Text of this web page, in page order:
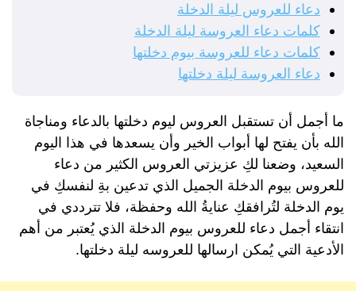
دعاء للعروس ليلة الدخلة
كلمات دعاء العروسة ليلة الدخلة
كلمات دعاء للعروسة بيوم دخلتها
دعاء العروسة ليلة دخلتها
ما أجمل أن تستقبل العروس ليوم دخلتها بالدعاء ومناجاة
الله بأن يفتح لها أبواب الخير وأن يسعدها في هذا اليوم
السعيد، وضعنا لكِ عزيزتي العروس الكثير من دعاء
للعروس بيوم الدخلة الجميل الذي تدعين بةِ لنفسكِ في
يوم الدخلة لتُرافقكِ عنايةُ الله وحفظة، فلا تترددي في
انتقاء أجمل دعاء للعروس بيوم الدخلة الذي يُعتبر من أهم
الأدعية التي يُمكن ارسالها للعروسه ليلة دخلتها.